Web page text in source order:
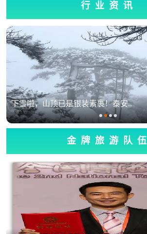
行业资讯
下雪啦，山顶已是银装素裹！泰安..
金牌旅游队伍